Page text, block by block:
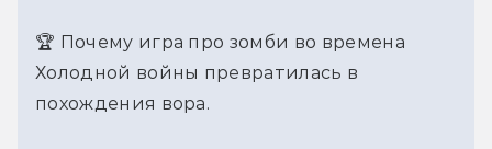
🏆 Почему игра про зомби во времена
Холодной войны превратилась в
похождения вора.